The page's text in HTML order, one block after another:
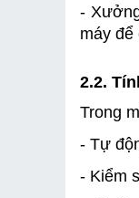
-
máy
2.2.
Trong
- Tự
- Kiểm